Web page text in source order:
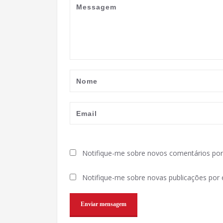
Notifique-me sobre novos comentários
Notifique-me sobre novas publicações por